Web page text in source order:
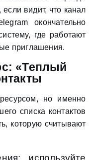
видит, что канал
окончательно
где работают
приглашения.
«Теплый
но именно
списка контактов
которую считывают
используйте